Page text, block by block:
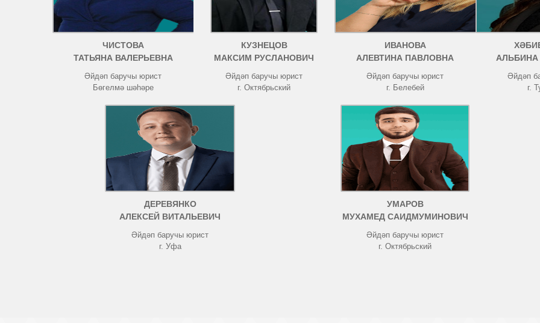
ЧИСТОВА
ТАТЬЯНА ВАЛЕРЬЕВНА
Әйдәп баручы юрист
Бөгелмә шәһәре
КУЗНЕЦОВ
МАКСИМ РУСЛАНОВИЧ
Әйдәп баручы юрист
г. Октябрьский
ИВАНОВА
АЛЕВТИНА ПАВЛОВНА
Әйдәп баручы юрист
г. Белебей
Әйдәп
г.
ДЕРЕВЯНКО
АЛЕКСЕЙ ВИТАЛЬЕВИЧ
Әйдәп баручы юрист
г. Уфа
УМАРОВ
МУХАМЕД САИДМУМИНОВИЧ
Әйдәп баручы юрист
г. Октябрьский